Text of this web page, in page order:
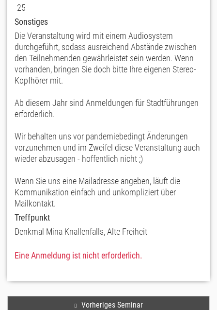
-25
Sonstiges
Die Veranstaltung wird mit einem Audiosystem
durchgeführt, sodass ausreichend Abstände zwischen
den Teilnehmenden gewährleistet sein werden. Wenn
vorhanden, bringen Sie doch bitte Ihre eigenen Stereo-
Kopfhörer mit.
Ab diesem Jahr sind Anmeldungen für Stadtführungen
erforderlich.
Wir behalten uns vor pandemiebedingt Änderungen
vorzunehmen und im Zweifel diese Veranstaltung auch
wieder abzusagen - hoffentlich nicht ;)
Wenn Sie uns eine Mailadresse angeben, läuft die
Kommunikation einfach und unkompliziert über
Mailkontakt.
Treffpunkt
Denkmal Mina Knallenfalls, Alte Freiheit
Eine Anmeldung ist nicht erforderlich.
Vorheriges Seminar